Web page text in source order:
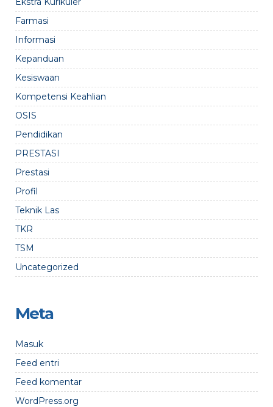
Farmasi
Informasi
Kepanduan
Kesiswaan
Kompetensi Keahlian
OSIS
Pendidikan
PRESTASI
Prestasi
Profil
Teknik Las
TKR
TSM
Uncategorized
Meta
Masuk
Feed entri
Feed komentar
WordPress.org